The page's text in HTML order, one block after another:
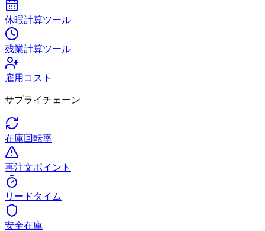
休暇計算ツール
残業計算ツール
雇用コスト
サプライチェーン
在庫回転率
再注文ポイント
リードタイム
安全在庫